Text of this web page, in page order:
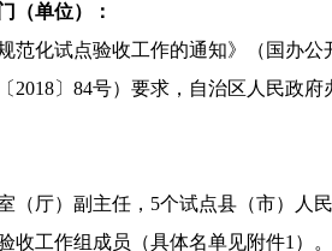
（单位）：
范化试点验收工作的通知》（国办公
2018〕 84号）要求， 自治区人民政府
（厅）副主任， 5个试点县（市）人
收工作组成员（具体名单见附件1 ）